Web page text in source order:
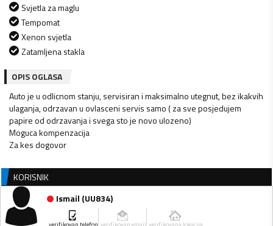
Svjetla za maglu
Tempomat
Xenon svjetla
Zatamljena stakla
OPIS OGLASA
Auto je u odlicnom stanju, servisiran i maksimalno utegnut, bez ikakvih
ulaganja, odrzavan u ovlasceni servis samo ( za sve posjedujem
papire od odrzavanja i svega sto je novo ulozeno)
Moguca kompenzacija
Za kes dogovor
KORISNIK
Ismail (UU834)